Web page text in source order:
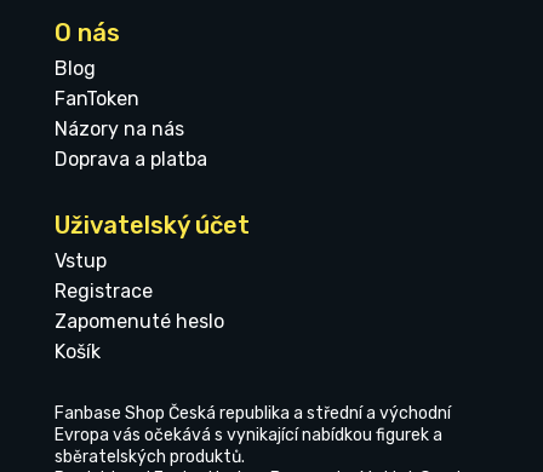
O nás
Blog
FanToken
Názory na nás
Doprava a platba
Uživatelský účet
Vstup
Registrace
Zapomenuté heslo
Košík
Fanbase Shop Česká republika a střední a východní
Evropa vás očekává s vynikající nabídkou figurek a
sběratelských produktů.